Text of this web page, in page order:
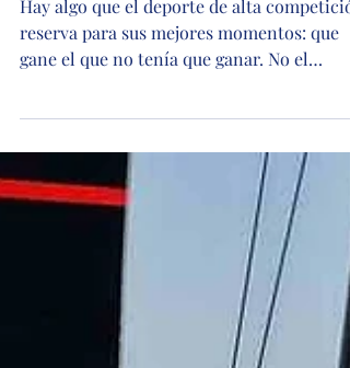
El discreto encanto del
triunfo de los "débiles"
gane el que no tenía que ganar. No el
underdog sin historia, sino el que cargaba
con la etiqueta equivocada. Por Darío
columnas "Lo que el mar nos dice" Hoy en
Cagliari, en las primeras regatas
preliminares de la 38ª America's Cup,
ganaron los chicos del Luna Rossa Women
& Youth Team. Dos victorias de tres, y un